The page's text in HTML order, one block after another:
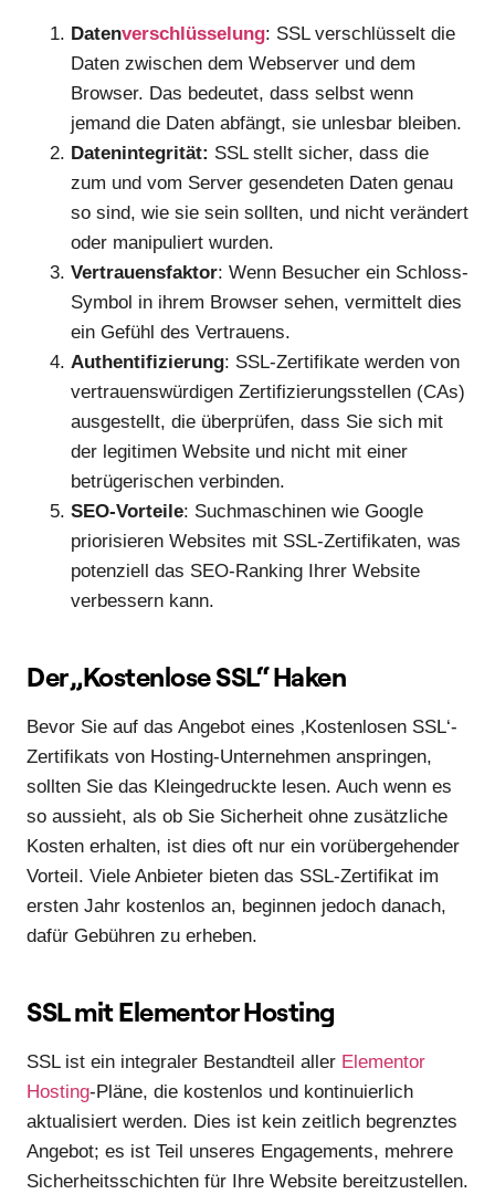
Datenverschlüsselung: SSL verschlüsselt die
Daten zwischen dem Webserver und dem
Browser. Das bedeutet, dass selbst wenn
jemand die Daten abfängt, sie unlesbar bleiben.
Datenintegrität: SSL stellt sicher, dass die
zum und vom Server gesendeten Daten genau
so sind, wie sie sein sollten, und nicht verändert
oder manipuliert wurden.
Vertrauensfaktor: Wenn Besucher ein Schloss-
Symbol in ihrem Browser sehen, vermittelt dies
ein Gefühl des Vertrauens.
Authentifizierung: SSL-Zertifikate werden von
vertrauenswürdigen Zertifizierungsstellen (CAs)
ausgestellt, die überprüfen, dass Sie sich mit
der legitimen Website und nicht mit einer
betrügerischen verbinden.
SEO-Vorteile: Suchmaschinen wie Google
priorisieren Websites mit SSL-Zertifikaten, was
potenziell das SEO-Ranking Ihrer Website
verbessern kann.
Der „Kostenlose SSL“ Haken
Bevor Sie auf das Angebot eines ‚Kostenlosen SSL‘-
Zertifikats von Hosting-Unternehmen anspringen,
sollten Sie das Kleingedruckte lesen. Auch wenn es
so aussieht, als ob Sie Sicherheit ohne zusätzliche
Kosten erhalten, ist dies oft nur ein vorübergehender
Vorteil. Viele Anbieter bieten das SSL-Zertifikat im
ersten Jahr kostenlos an, beginnen jedoch danach,
dafür Gebühren zu erheben.
SSL mit Elementor Hosting
SSL ist ein integraler Bestandteil aller Elementor
Hosting-Pläne, die kostenlos und kontinuierlich
aktualisiert werden. Dies ist kein zeitlich begrenztes
Angebot; es ist Teil unseres Engagements, mehrere
Sicherheitsschichten für Ihre Website bereitzustellen.